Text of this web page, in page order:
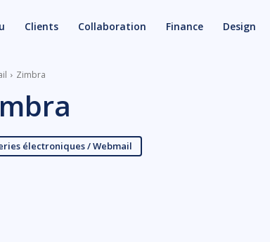
Clients Collaboration Finance Design
Zimbra
électroniques / Webmail